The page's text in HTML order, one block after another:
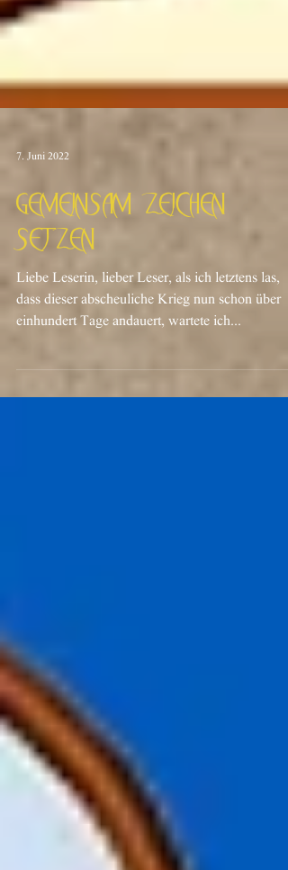
7. Juni 2022
Gemeinsam Zeichen
setzen
Liebe Leserin, lieber Leser, als ich letztens las,
einhundert Tage andauert, wartete ich...